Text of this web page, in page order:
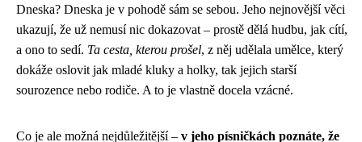
Dneska? Dneska je v pohodě sám se sebou. Jeho nejnovější věci
ukazují, že už nemusí nic dokazovat – prostě dělá hudbu, jak cítí,
a ono to sedí. Ta cesta, kterou prošel, z něj udělala umělce, který
dokáže oslovit jak mladé kluky a holky, tak jejich starší
sourozence nebo rodiče. A to je vlastně docela vzácné.
Co je ale možná nejdůležitější – v jeho písničkách poznáte, že